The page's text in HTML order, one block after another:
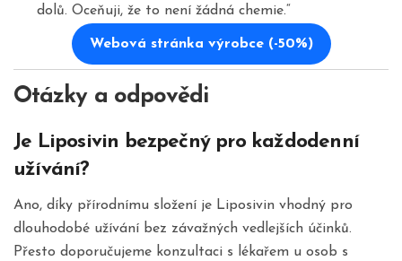
dolů. Oceňuji, že to není žádná chemie.“
Webová stránka výrobce (-50%)
Otázky a odpovědi
Je Liposivin bezpečný pro každodenní
užívání?
Ano, díky přírodnímu složení je Liposivin vhodný pro
dlouhodobé užívání bez závažných vedlejších účinků.
Přesto doporučujeme konzultaci s lékařem u osob s